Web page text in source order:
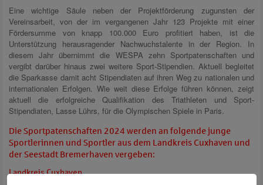
Eine wichtige Säule neben der Projektförderung zugunsten der
Vereinsarbeit, von der im vergangenen Jahr 123 Projekte mit einer
Fördersumme von knapp 100.000 Euro profitiert haben, ist die
Unterstützung herausragender Nachwuchstalente in der Region. In
diesem Jahr übernimmt die WESPA zehn Sportpatenschaften und
vergibt darüber hinaus zwei weitere Sport-Stipendien. Aktuell begleitet
die Sparkasse damit acht Stipendiaten auf ihren Weg zu nationalen und
internationalen Erfolgen. Wie weit diese Erfolge führen können, zeigt
aktuell die erfolgreiche Qualifikation des Triathleten und Sport-
Stipendiaten, Lasse Lührs, für die Olympischen Spiele in Paris.
Die Sportpatenschaften 2024 werden an folgende junge
Sportlerinnen und Sportler aus dem Landkreis Cuxhaven und
der Seestadt Bremerhaven vergeben:
Landkreis Cuxhaven